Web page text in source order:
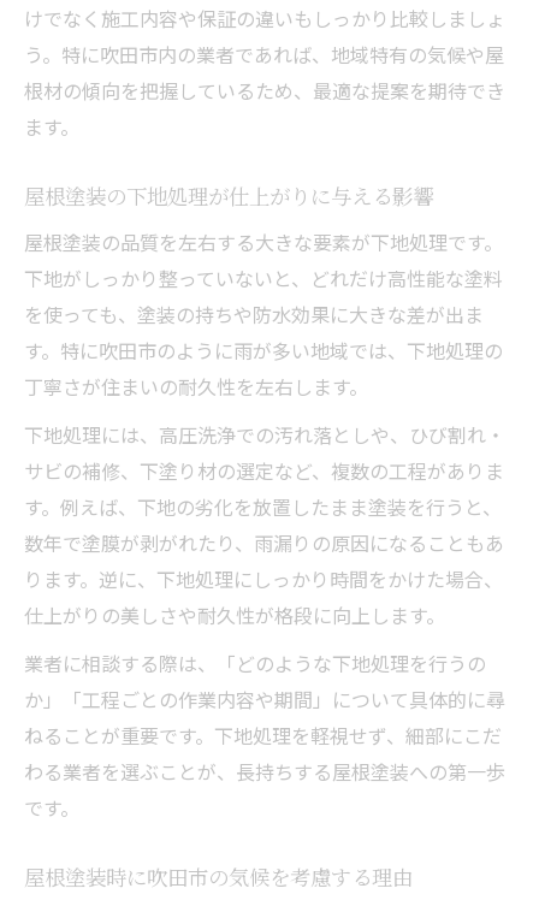
けでなく施工内容や保証の違いもしっかり比較しましょ
う。特に吹田市内の業者であれば、地域特有の気候や屋
根材の傾向を把握しているため、最適な提案を期待でき
ます。
屋根塗装の下地処理が仕上がりに与える影響
屋根塗装の品質を左右する大きな要素が下地処理です。
下地がしっかり整っていないと、どれだけ高性能な塗料
を使っても、塗装の持ちや防水効果に大きな差が出ま
す。特に吹田市のように雨が多い地域では、下地処理の
丁寧さが住まいの耐久性を左右します。
下地処理には、高圧洗浄での汚れ落としや、ひび割れ・
サビの補修、下塗り材の選定など、複数の工程がありま
す。例えば、下地の劣化を放置したまま塗装を行うと、
数年で塗膜が剥がれたり、雨漏りの原因になることもあ
ります。逆に、下地処理にしっかり時間をかけた場合、
仕上がりの美しさや耐久性が格段に向上します。
業者に相談する際は、「どのような下地処理を行うの
か」「工程ごとの作業内容や期間」について具体的に尋
ねることが重要です。下地処理を軽視せず、細部にこだ
わる業者を選ぶことが、長持ちする屋根塗装への第一歩
です。
屋根塗装時に吹田市の気候を考慮する理由